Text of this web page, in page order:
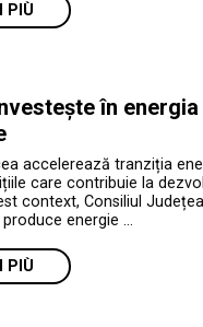
PIÙ
în
accelerează tranziția
care contribuie la
context, Consiliul
energie …
PIÙ